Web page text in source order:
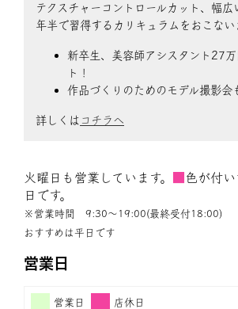
テクスチャーコントロールカット、幅広
年半で習得するカリキュラムをおこない
新卒生、美容師アシスタント27
ト！
作品づくりのためのモデル撮影会
詳しくは コチラへ
火曜日も営業しています。
色が付
日です。
※営業時間 9:30〜19:00(最終受付18:00)
おすすめは平日です
営業日
営業日 店休日